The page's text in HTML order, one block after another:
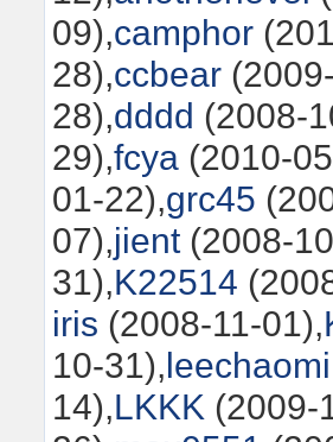
09),camphor
28),ccbear
28),dddd (2008-
29),fcya(2010-
01-22),grc45
07),jient(2008-
31),K22514
iris (2008-11-01),
10-31),
14),LKKK (2009-